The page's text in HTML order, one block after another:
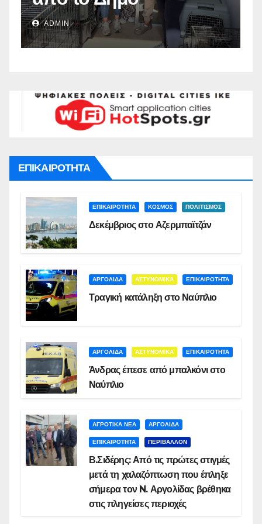
Ναυπλιέων(vid)
ADMIN
ΕΠΙΚΑΙΡΟΤΗΤΑ
ΕΠΙΚΑΙΡΟΤΗΤΑ ΚΟΣΜΟΣ ΠΟΛΙΤΙΣΜΟΣ
Δεκέμβριος στο Αζερμπαϊτζάν
ΑΡΓΟΛΙΔΑ ΑΣΤΥΝΟΜΙΚΑ ΕΠΙΚΑΙΡΟΤΗΤΑ
Τραγική κατάληξη στο Ναύπλιο
ΑΡΓΟΛΙΔΑ ΑΣΤΥΝΟΜΙΚΑ ΕΠΙΚΑΙΡΟΤΗΤΑ
Άνδρας έπεσε από μπαλκόνι στο
Ναύπλιο
ΑΓΡΟΤΙΚΑ ΝΕΑ ΑΡΓΟΛΙΔΑ
ΕΠΙΚΑΙΡΟΤΗΤΑ ΠΕΡΙΒΑΛΛΟΝ
Β.Σιδέρης: Από τις πρώτες στιγμές
μετά τη χαλαζόπτωση που έπληξε
σήμερα τον N. Αργολίδας βρέθηκα
στις πληγείσες περιοχές